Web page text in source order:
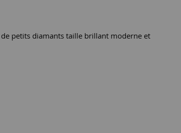
petits diamants taille brillant moderne et